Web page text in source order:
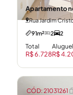
Apartamento
Rua Jardim
91m²
2 2
Total
R$ 6.728
Aluguel
R$
CÓD: 21031261